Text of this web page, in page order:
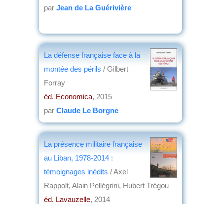
par Jean de La Guérivière
La défense française face à la
montée des périls / Gilbert
Forray
éd. Economica, 2015
par Claude Le Borgne
La présence militaire française
au Liban, 1978-2014 :
témoignages inédits / Axel
Rappolt, Alain Pellégrini, Hubert Trégou
éd. Lavauzelle, 2014